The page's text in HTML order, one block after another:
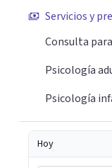
Servicios y
Consulta
Psicología
Psicología
Hoy